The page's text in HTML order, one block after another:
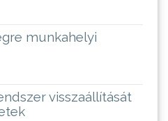
munkahelyi
visszaállítását